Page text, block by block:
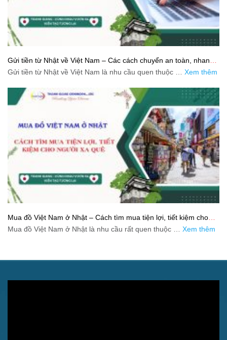
Gửi tiền từ Nhật về Việt Nam – Các cách chuyển an toàn, nhanh
và tiết kiệm
Gửi tiền từ Nhật về Việt Nam là nhu cầu quen thuộc … Xem thêm
Mua đồ Việt Nam ở Nhật – Cách tìm mua tiện lợi, tiết kiệm cho
người xa quê
Mua đồ Việt Nam ở Nhật là nhu cầu rất quen thuộc … Xem thêm